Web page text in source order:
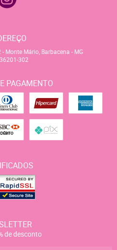
- Monte Mário, Barbacena - MG
302
PAGAMENTO
de desconto